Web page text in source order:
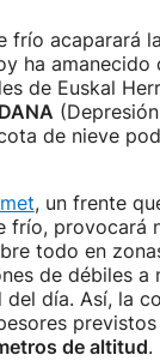
frío acaparará
ha amanecido
de Euskal
DANA
de nieve
, un frente
frío, provocará
todo en
de débiles a
día. Así, la
de altitud.